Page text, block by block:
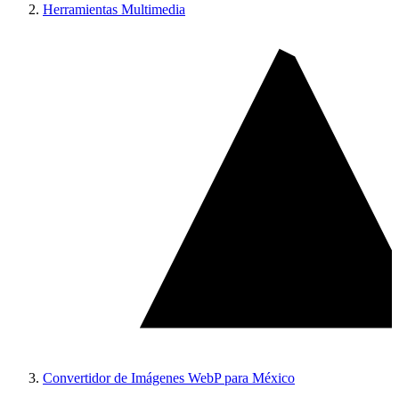
Herramientas Multimedia
Convertidor de Imágenes WebP para México